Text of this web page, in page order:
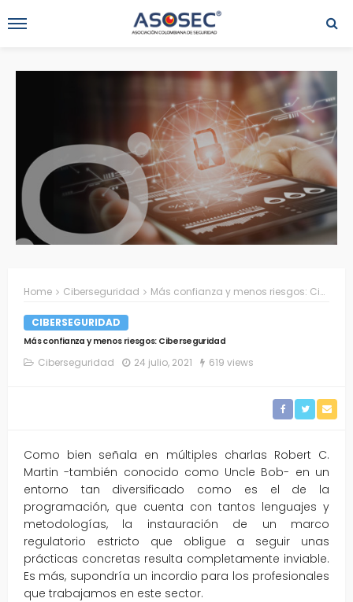
Home Ciberseguridad Más confianza y menos riesgos: Ciberseguridad
CIBERSEGURIDAD
Más confianza y menos riesgos: Ciberseguridad
Ciberseguridad 24 julio, 2021 619 views
Como bien señala en múltiples charlas Robert C.
Martin -también conocido como Uncle Bob- en un
entorno tan diversificado como es el de la
programación, que cuenta con tantos lenguajes y
metodologías, la instauración de un marco
regulatorio estricto que obligue a seguir unas
prácticas concretas resulta completamente inviable.
Es más, supondría un incordio para los profesionales
que trabajamos en este sector.